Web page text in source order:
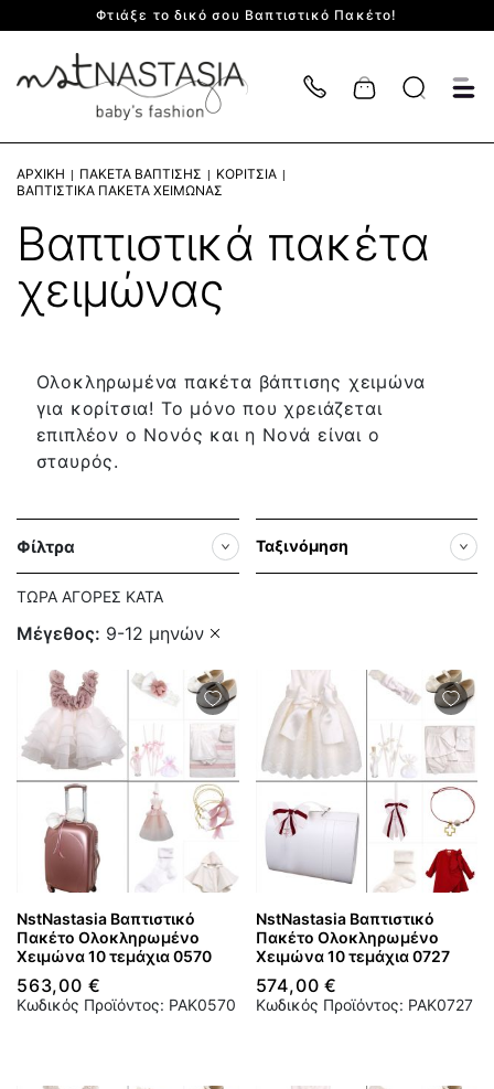
Φτιάξε το δικό σου Βαπτιστικό Πακέτο!
Cart
ΑΡΧΙΚΉ ΠΑΚΈΤΑ ΒΆΠΤΙΣΗΣ
ΚΟΡΊΤΣΙΑ
ΒΑΠΤΙΣΤΙΚΆ ΠΑΚΈΤΑ ΧΕΙΜΏΝΑΣ
Βαπτιστικά πακέτα
χειμώνας
Ολοκληρωμένα πακέτα βάπτισης χειμώνα
για κορίτσια! Το μόνο που χρειάζεται
επιπλέον ο Νονός και η Νονά είναι ο
σταυρός.
Ταξινόμηση
NstNastasia Βαπτιστικό
Πακέτο Ολοκληρωμένο
Χειμώνα 10 τεμάχια 0570
563,00 €
Κωδικός Προϊόντος: PAK0570
NstNastasia Βαπτιστικό
Πακέτο Ολοκληρωμένο
Χειμώνα 10 τεμάχια 0727
574,00 €
Κωδικός Προϊόντος: PAK0727
Φίλτρα
ΤΏΡΑ ΑΓΟΡΈΣ ΚΑΤΆ
Μέγεθος 9-12 μηνών